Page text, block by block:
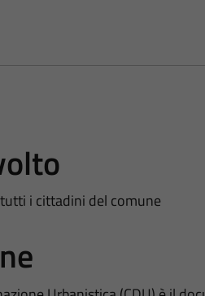
i cittadini del comune